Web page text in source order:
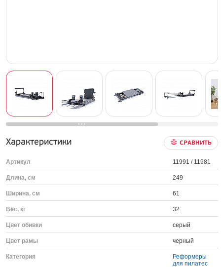
Характеристики СРАВНИТЬ
Артикул 11991 / 11981
Длина, см 249
Ширина, см 61
Вес, кг 32
Цвет обивки cерый
Цвет рамы черный
Категория
Реформеры
для пилатес